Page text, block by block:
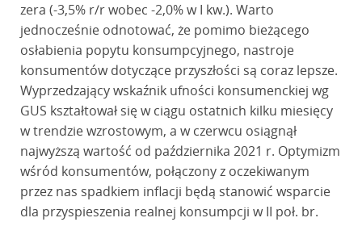
zera (-3,5% r/r wobec -2,0% w I kw.). Warto
jednocześnie odnotować, że pomimo bieżącego
osłabienia popytu konsumpcyjnego, nastroje
konsumentów dotyczące przyszłości są coraz lepsze.
Wyprzedzający wskaźnik ufności konsumenckiej wg
GUS kształtował się w ciągu ostatnich kilku miesięcy
w trendzie wzrostowym, a w czerwcu osiągnął
najwyższą wartość od października 2021 r. Optymizm
wśród konsumentów, połączony z oczekiwanym
przez nas spadkiem inflacji będą stanowić wsparcie
dla przyspieszenia realnej konsumpcji w II poł. br.